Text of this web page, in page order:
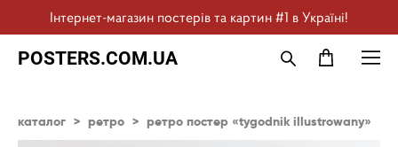
Інтернет-магазин постерів та картин #1 в Україні!
POSTERS.COM.UA
каталог > ретро > ретро постер «tygodnik illustrowany»